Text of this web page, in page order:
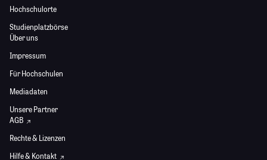
Hochschulorte
Studienplatzbörse
Über uns
Impressum
Für Hochschulen
Mediadaten
Unsere Partner
AGB
Rechte & Lizenzen
Hilfe & Kontakt